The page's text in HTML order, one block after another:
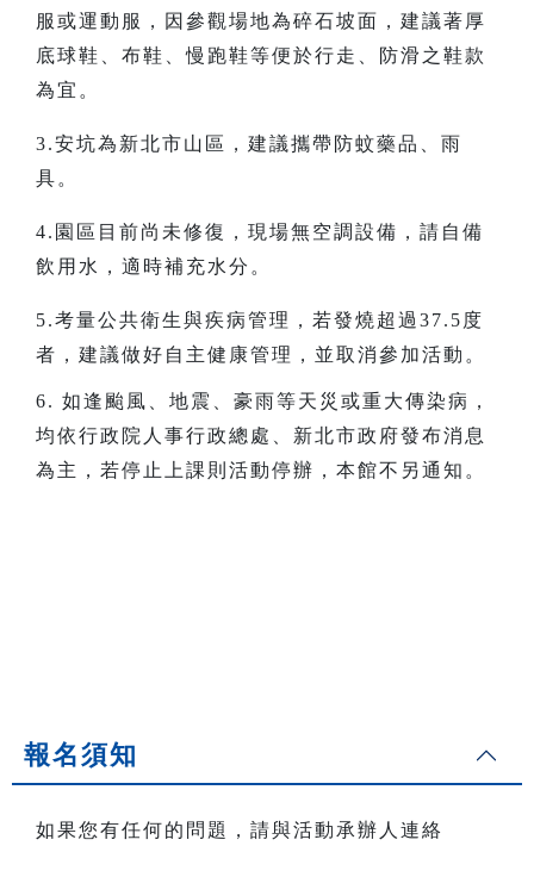
服或運動服，因參觀場地為碎石坡面，建議著厚
底球鞋、布鞋、慢跑鞋等便於行走、防滑之鞋款
為宜。
3.安坑為新北市山區，建議攜帶防蚊藥品、雨
具。
4.園區目前尚未修復，現場無空調設備，請自備
飲用水，適時補充水分。
5.考量公共衛生與疾病管理，若發燒超過37.5度
者，建議做好自主健康管理，並取消參加活動。
6. 如逢颱風、地震、豪雨等天災或重大傳染病，
均依行政院人事行政總處、新北市政府發布消息
為主，若停止上課則活動停辦，本館不另通知。
報名須知
如果您有任何的問題，請與活動承辦人連絡